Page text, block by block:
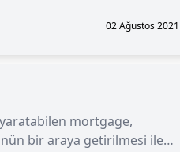
02 Ağustos 2021
mortgage,
bir araya getirilmesi ile